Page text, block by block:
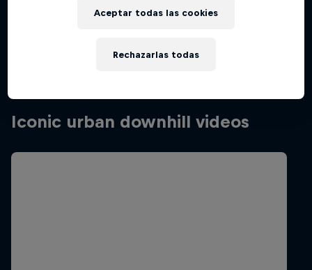
Iconic urban downhill videos
Rechazarlas todas
Aceptar todas las cookies